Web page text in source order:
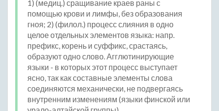
1) (медиц.) сращивание краев раны с
помощью крови и лимфы, без образования
гноя; 2) (филол.) процесс слияния в одно
целое отдельных элементов языка: напр.
префикс, корень и суффикс, срастаясь,
образуют одно слово. Агглютинирующие
языки - в которых этот процесс выступает
ясно, так как составные элементы слова
соединяются механически, не подвергаясь
внутренним изменениям (языки финской или